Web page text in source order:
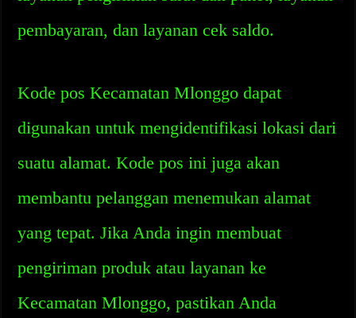
pembayaran, dan layanan cek saldo.
Kode pos Kecamatan Mlonggo dapat
digunakan untuk mengidentifikasi lokasi dari
suatu alamat. Kode pos ini juga akan
membantu pelanggan menemukan alamat
yang tepat. Jika Anda ingin membuat
pengiriman produk atau layanan ke
Kecamatan Mlonggo, pastikan Anda